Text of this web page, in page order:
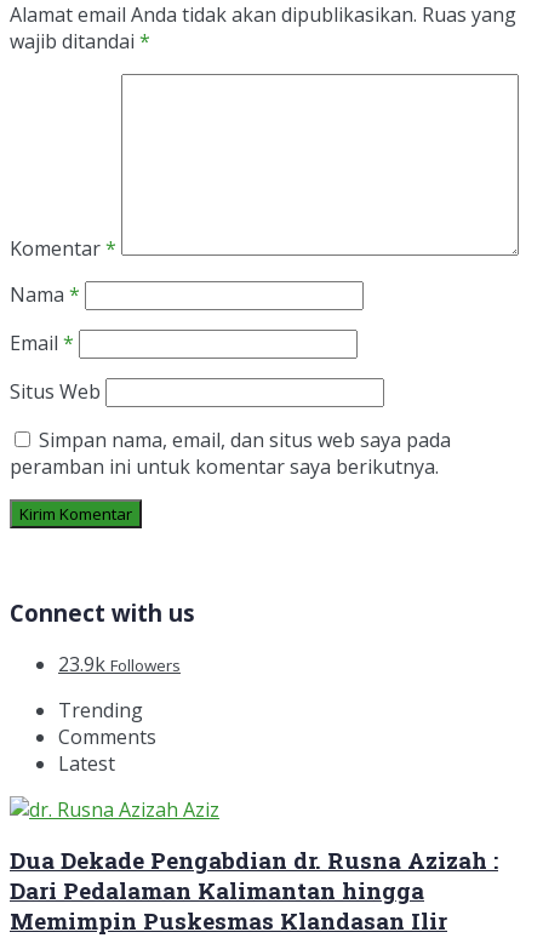
Alamat email Anda tidak akan dipublikasikan. Ruas yang
wajib ditandai *
Komentar*
Nama *
Email *
Situs Web
Simpan nama, email, dan situs web saya pada
peramban ini untuk komentar saya berikutnya.
Connect with us
23.9k Followers
Trending
Comments
Latest
Dua Dekade Pengabdian dr. Rusna Azizah :
Dari Pedalaman Kalimantan hingga
Memimpin Puskesmas Klandasan Ilir